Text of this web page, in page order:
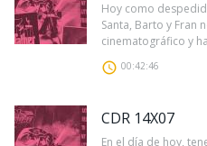
Hoy como
Santa, Barto y Fran
cinematográfico y
00:42:46
CDR 14X07
En el día de hoy,